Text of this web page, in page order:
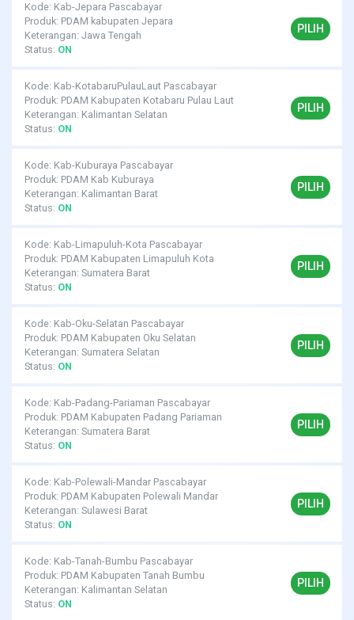
Kode: Kab-Jepara Pascabayar
Produk: PDAM kabupaten Jepara
Keterangan: Jawa Tengah
Status: ON
PILIH
Kode: Kab-KotabaruPulauLaut Pascabayar
Produk: PDAM Kabupaten Kotabaru Pulau Laut
Keterangan: Kalimantan Selatan
Status: ON
PILIH
Kode: Kab-Kuburaya Pascabayar
Produk: PDAM Kab Kuburaya
Keterangan: Kalimantan Barat
Status: ON
PILIH
Kode: Kab-Limapuluh-Kota Pascabayar
Produk: PDAM Kabupaten Limapuluh Kota
Keterangan: Sumatera Barat
Status: ON
PILIH
Kode: Kab-Oku-Selatan Pascabayar
Produk: PDAM Kabupaten Oku Selatan
Keterangan: Sumatera Selatan
Status: ON
PILIH
Kode: Kab-Padang-Pariaman Pascabayar
Produk: PDAM Kabupaten Padang Pariaman
Keterangan: Sumatera Barat
Status: ON
PILIH
Kode: Kab-Polewali-Mandar Pascabayar
Produk: PDAM Kabupaten Polewali Mandar
Keterangan: Sulawesi Barat
Status: ON
PILIH
Kode: Kab-Tanah-Bumbu Pascabayar
Produk: PDAM Kabupaten Tanah Bumbu
Keterangan: Kalimantan Selatan
Status: ON
PILIH